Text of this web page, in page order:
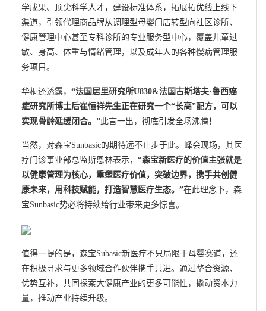
学成果、顶尖科学人才，建设标准体系，拓展拓优线上线下
渠道，引领代理商品牌从调理型母婴门店转型向社区诊所、
健康管理中心甚至专科诊所的专业服务型中心，覆盖儿童过
敏、身高、体重与情绪管理，以及成年人的各种慢病管理服
务项目。
华桐还透露， “法国居里研究所U830&法国古斯塔夫·鲁西癌
症研究所博士后崔恒祥先生正在研究一个“长高”配方，可以
实现骨龄延缓闭合。”此言一出，彻底引发全场沸腾！
当然，对森宝Sunbasic的期待远不止步于此。峰会现场，其医
疗门诊事业部总监斯恩林表示， “森宝新医疗的价值主张就是
以健康管理为核心，重塑医疗价值，突破边界，携手共创健
康未来，用科技赋能，打造智慧医疗生态。”在此理念下，森
宝Sunbasic势必将持续给行业带来更多惊喜。
值得一提的是，森宝Subasic新医疗不只局限于母婴赛道，还
在积极寻求与更多领域合作伙伴携手共进。通过整合资源、
优势互补，共同探索大健康产业的更多可能性，撬动资本力
量，推动产业持续升级。